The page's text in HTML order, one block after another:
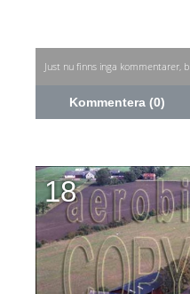
Just nu finns inga kommentarer,
Kommentera (0)
18